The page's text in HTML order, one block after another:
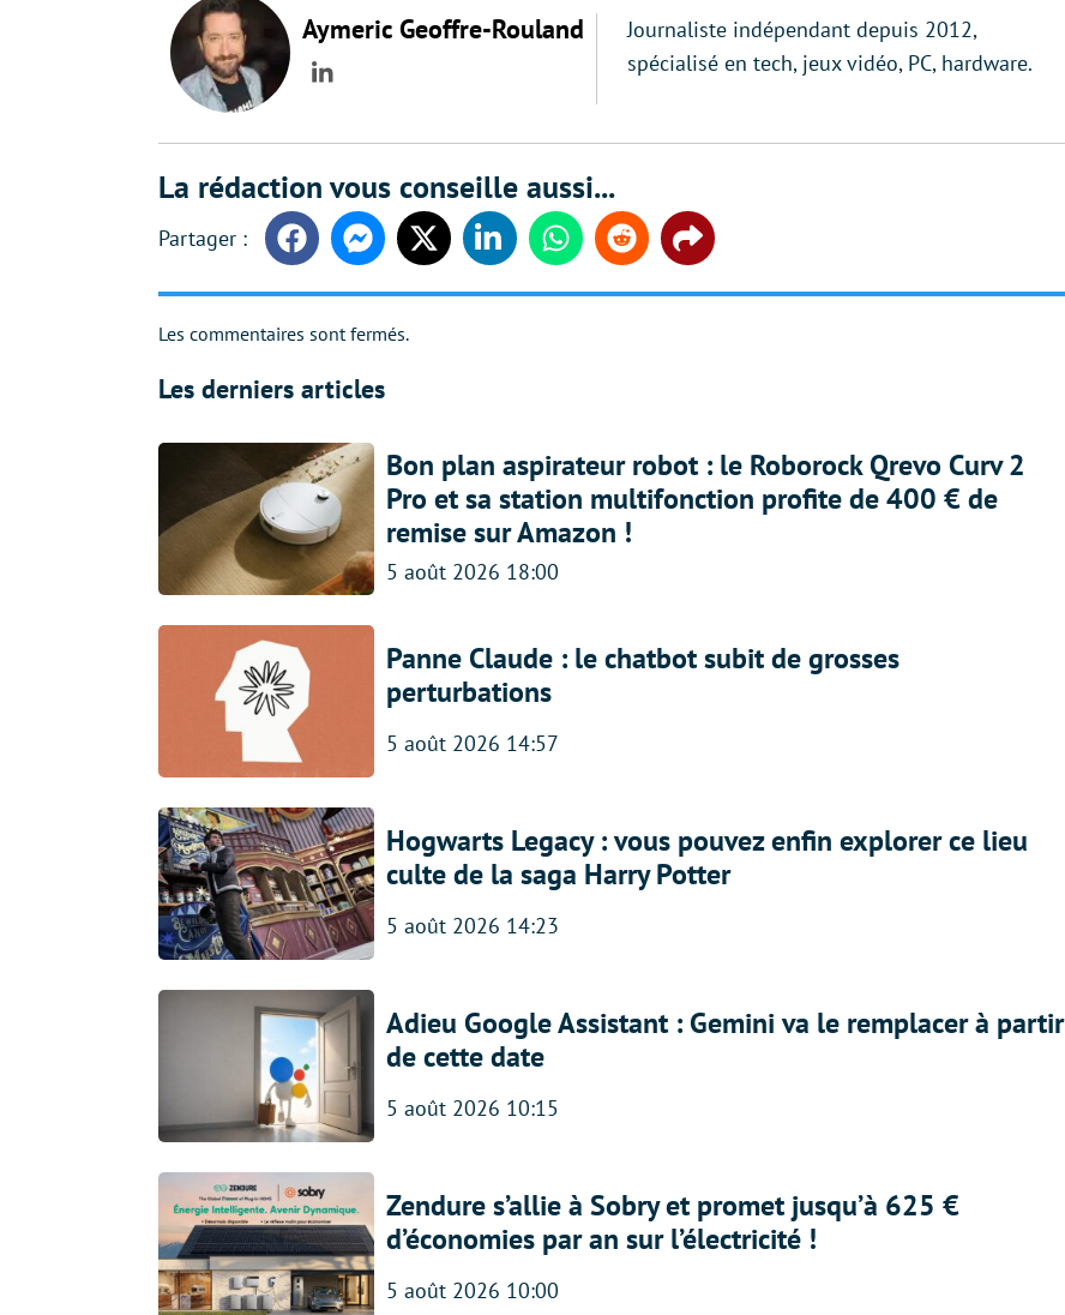
Aymeric Geoffre-Rouland
LinkedIn
Journaliste indépendant depuis 2012,
spécialisé en tech, jeux vidéo, PC, hardware.
La rédaction vous conseille aussi...
FacebookMessengerTwitter LinkedinWhatsappReddit Share
Les commentaires sont fermés.
Les derniers articles
Bon plan aspirateur robot : le Roborock Qrevo Curv 2
Pro et sa station multifonction profite de 400 € de
remise sur Amazon !
5 août 2026 18:00
Panne Claude : le chatbot subit de grosses
perturbations
5 août 2026 14:57
Hogwarts Legacy : vous pouvez enfin explorer ce lieu
culte de la saga Harry Potter
5 août 2026 14:23
Adieu Google Assistant : Gemini va le remplacer à partir
de cette date
5 août 2026 10:15
Zendure s’allie à Sobry et promet jusqu’à 625 €
d’économies par an sur l’électricité !
5 août 2026 10:00